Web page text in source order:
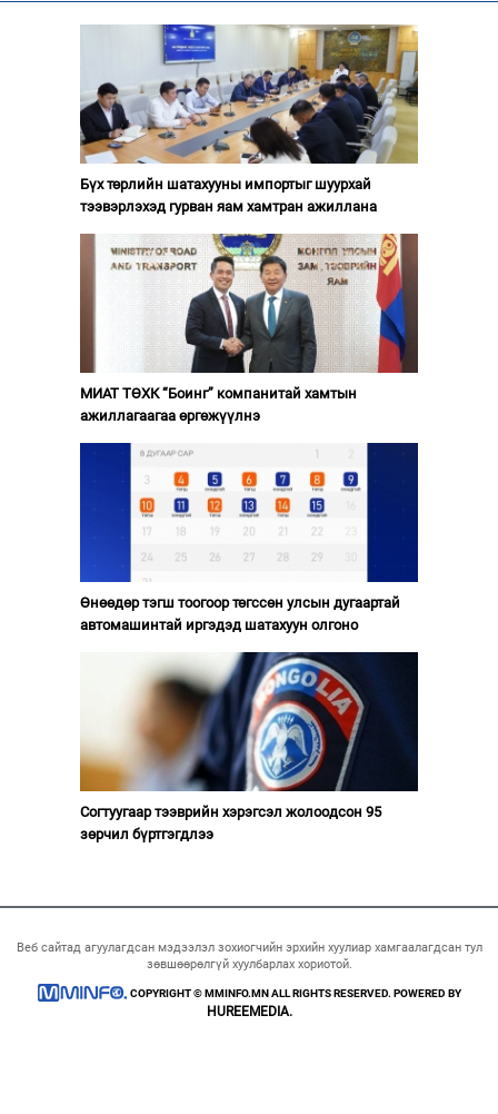
Бүх төрлийн шатахууны импортыг шуурхай
тээвэрлэхэд гурван яам хамтран ажиллана
МИАТ ТӨХК “Боинг” компанитай хамтын
ажиллагаагаа өргөжүүлнэ
Өнөөдөр тэгш тоогоор төгссөн улсын дугаартай
автомашинтай иргэдэд шатахуун олгоно
Согтуугаар тээврийн хэрэгсэл жолоодсон 95
зөрчил бүртгэгдлээ
Веб сайтад агуулагдсан мэдээлэл зохиогчийн эрхийн хуулиар хамгаалагдсан тул
зөвшөөрөлгүй хуулбарлах хориотой.
COPYRIGHT © MMINFO.MN ALL RIGHTS RESERVED. POWERED BY
HUREEMEDIA.